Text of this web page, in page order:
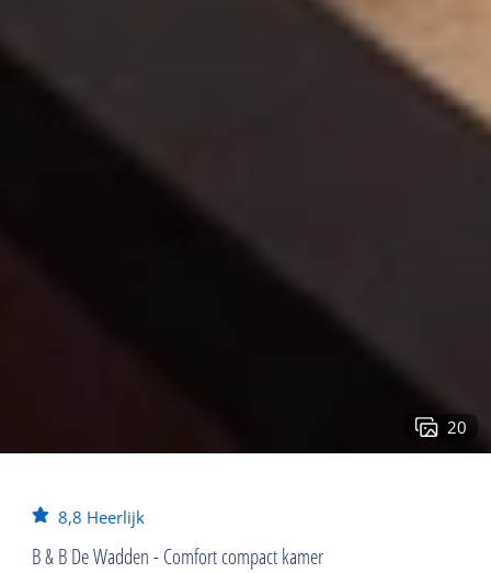
20
8,8 Heerlijk
B & B De Wadden - Comfort compact kamer